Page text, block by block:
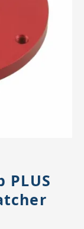
Têtes
PLUS